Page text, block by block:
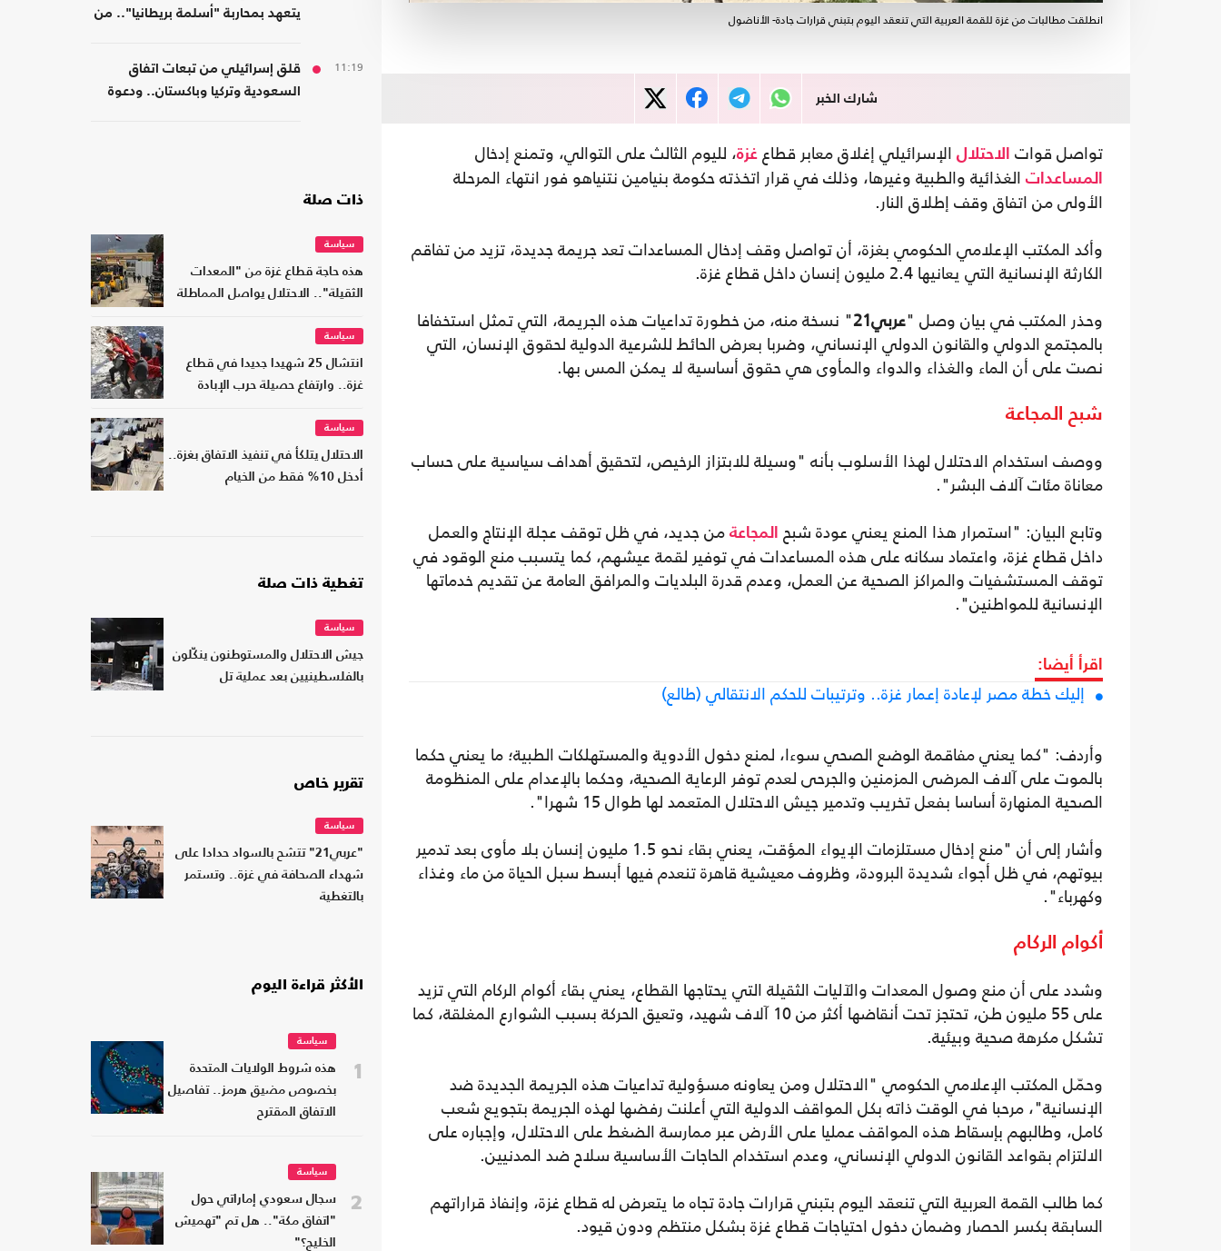
انطلقت مطالبات من غزة للقمة العربية التي تنعقد اليوم بتبني قرارات جادة- الأناضول
شارك الخبر
‏تواصل قوات الاحتلال الإسرائيلي إغلاق معابر قطاع غزة، لليوم الثالث على التوالي، وتمنع إدخال
المساعدات الغذائية والطبية وغيرها، وذلك في قرار اتخذته حكومة بنيامين نتنياهو فور انتهاء المرحلة
الأولى من اتفاق وقف إطلاق النار.
وأكد المكتب الإعلامي الحكومي بغزة، أن تواصل وقف إدخال المساعدات تعد جريمة جديدة، تزيد من تفاقم
الكارثة الإنسانية التي يعانيها 2.4 مليون إنسان داخل قطاع غزة.
وحذر المكتب في بيان وصل "عربي21
" نسخة منه، من خطورة تداعيات هذه الجريمة، التي تمثل استخفافا
بالمجتمع الدولي والقانون الدولي الإنساني، وضربا بعرض الحائط للشرعية الدولية لحقوق الإنسان، التي
نصت على أن الماء والغذاء والدواء والمأوى هي حقوق أساسية لا يمكن المس بها.
شبح المجاعة
ووصف استخدام الاحتلال لهذا الأسلوب بأنه "وسيلة للابتزاز الرخيص، لتحقيق أهداف سياسية على حساب
معاناة مئات آلاف البشر".
وتابع البيان: "استمرار هذا المنع يعني عودة شبح
المجاعة من جديد، في ظل توقف عجلة الإنتاج والعمل
داخل قطاع غزة، واعتماد سكانه على هذه المساعدات في توفير لقمة عيشهم، ‏كما يتسبب منع الوقود في
توقف المستشفيات والمراكز الصحية عن العمل، وعدم قدرة البلديات والمرافق العامة عن تقديم خدماتها
الإنسانية للمواطنين".
اقرأ أيضا:
إليك خطة مصر لإعادة إعمار غزة.. وترتيبات للحكم الانتقالي (طالع)
وأردف: "كما يعني مفاقمة الوضع الصحي سوءا، لمنع دخول الأدوية والمستهلكات الطبية؛ ما يعني حكما
بالموت على آلاف المرضى المزمنين والجرحى لعدم توفر الرعاية الصحية، وحكما بالإعدام على المنظومة
الصحية المنهارة أساسا بفعل تخريب وتدمير جيش الاحتلال المتعمد لها طوال 15 شهرا".
وأشار إلى أن "منع إدخال مستلزمات الإيواء المؤقت، يعني بقاء نحو 1.5 مليون إنسان بلا مأوى بعد تدمير
بيوتهم، في ظل أجواء شديدة البرودة، وظروف معيشية قاهرة تنعدم فيها أبسط سبل الحياة من ماء وغذاء
وكهرباء".
أكوام الركام
وشدد على أن منع وصول المعدات والآليات الثقيلة التي يحتاجها القطاع، يعني بقاء أكوام الركام التي تزيد
على 55 مليون طن، تحتجز تحت أنقاضها أكثر من 10 آلاف شهيد، وتعيق الحركة بسبب الشوارع المغلقة، كما
تشكل مكرهة صحية وبيئية.
وحمّل المكتب الإعلامي الحكومي "الاحتلال ومن يعاونه مسؤولية تداعيات هذه الجريمة الجديدة ضد
الإنسانية"، مرحبا في الوقت ذاته بكل المواقف الدولية التي أعلنت رفضها لهذه الجريمة بتجويع شعب
كامل، وطالبهم بإسقاط هذه المواقف عمليا على الأرض عبر ممارسة الضغط على الاحتلال، وإجباره على
الالتزام بقواعد القانون الدولي الإنساني، وعدم استخدام الحاجات الأساسية سلاح ضد المدنيين.
‏كما طالب القمة العربية التي تنعقد اليوم بتبني قرارات جادة تجاه ما يتعرض له قطاع غزة، وإنفاذ قراراتهم
السابقة بكسر الحصار وضمان دخول احتياجات قطاع غزة بشكل منتظم ودون قيود.
يتعهد بمحاربة "أسلمة بريطانيا".. من
11:19
قلق إسرائيلي من تبعات اتفاق
السعودية وتركيا وباكستان.. ودعوة
ذات صلة
سياسة
هذه حاجة قطاع غزة من "المعدات
الثقيلة".. الاحتلال يواصل المماطلة
سياسة
انتشال 25 شهيدا جديدا في قطاع
غزة.. وارتفاع حصيلة حرب الإبادة
سياسة
الاحتلال يتلكأ في تنفيذ الاتفاق بغزة..
أدخل 10% فقط من الخيام
تغطية ذات صلة
سياسة
جيش الاحتلال والمستوطنون ينكّلون
بالفلسطينيين بعد عملية تل
تقرير خاص
سياسة
"عربي21" تتشح بالسواد حدادا على
شهداء الصحافة في غزة.. وتستمر
بالتغطية
الأكثر قراءة اليوم
1
سياسة
هذه شروط الولايات المتحدة
بخصوص مضيق هرمز.. تفاصيل
الاتفاق المقترح
2
سياسة
سجال سعودي إماراتي حول
"اتفاق مكة".. هل تم "تهميش
الخليج؟"